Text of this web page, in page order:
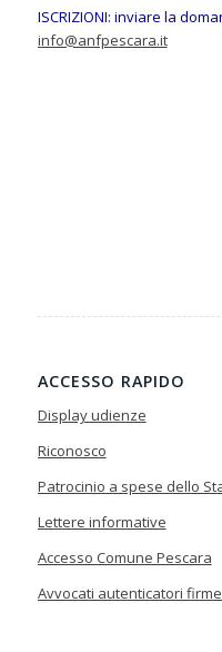
ISCRIZIONI: inviare la
info@anfpescara.it
ACCESSO RAPIDO
Display udienze
Riconosco
Patrocinio a spese dello
Lettere informative
Accesso Comune Pescara
Avvocati autenticatori